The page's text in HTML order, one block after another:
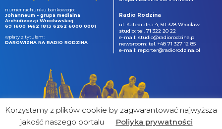
numer rachunku bankowego:
Johanneum - grupa medialna
Archidiecezji Wrocławskiej
69 1600 1462 1813 6262 6000 0001
wpłaty z tytułem:
DAROWIZNA NA RADIO RODZINA
Radio Rodzina
ul. Katedralna 4, 50-328 Wrocław
studio: tel. 71 322 20 22
e-mail: studio@radiorodzina.pl
newsroom: tel. +48 71 327 12 85
e-mail: reporter@radiorodzina.pl
Korzystamy z plików cookie by zagwarantować najwyższa
jakość naszego portalu
Poliyka prywatności